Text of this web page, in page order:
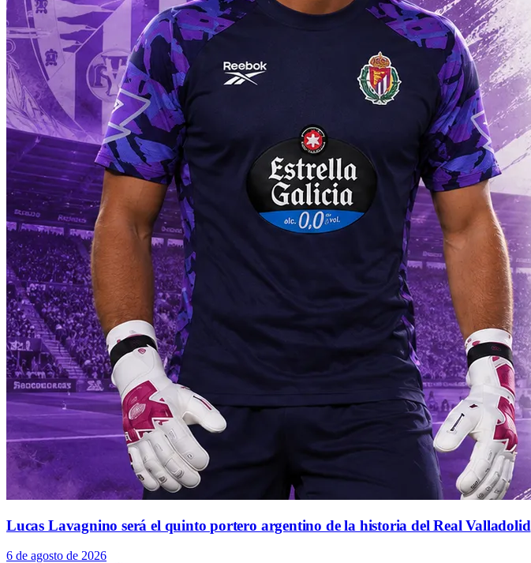
Lucas Lavagnino será el quinto portero argentino de la historia del Real Valladolid
6 de agosto de 2026